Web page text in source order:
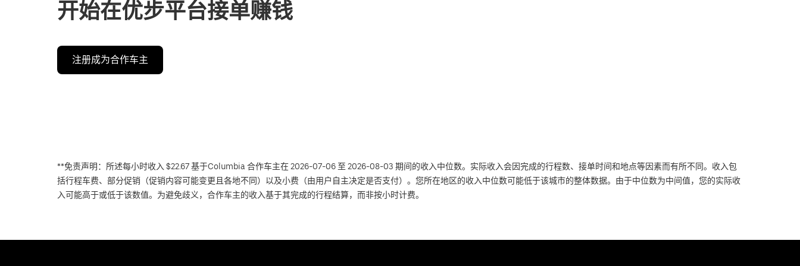
开始在优步平台接单赚钱
注册成为合作车主
**免责声明：所述每小时收入 $22.67 基于Columbia 合作车主在 2026-07-06 至 2026-08-03 期间的收入中位数。实际收入会因完成的行程数、接单时间和地点等因素而有所不同。收入包
括行程车费、部分促销（促销内容可能变更且各地不同）以及小费（由用户自主决定是否支付）。您所在地区的收入中位数可能低于该城市的整体数据。由于中位数为中间值，您的实际收
入可能高于或低于该数值。为避免歧义，合作车主的收入基于其完成的行程结算，而非按小时计费。